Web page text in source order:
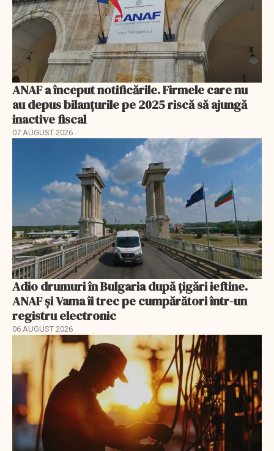
ANAF a început notificările. Firmele care nu
au depus bilanțurile pe 2025 riscă să ajungă
inactive fiscal
07 AUGUST 2026
Adio drumuri în Bulgaria după țigări ieftine.
ANAF și Vama îi trec pe cumpărători într-un
registru electronic
06 AUGUST 2026